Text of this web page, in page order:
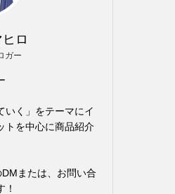
ロ
ガー
いく」をテーマにイ
トを中心に商品紹介
または、お問い合